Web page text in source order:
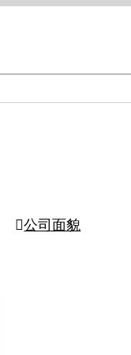
公司面貌